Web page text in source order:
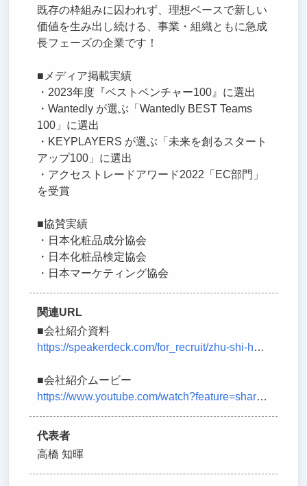
既存の枠組みに囚われず、理想ベースで新しい
価値を生み出し続ける、事業・組織ともに急成
長フェーズの企業です！
■メディア掲載実績
・2023年度『ベストベンチャー100』に選出
・Wantedly が選ぶ「Wantedly BEST Teams
100」に選出
・KEYPLAYERS が選ぶ「未来を創るスタート
アップ100」に選出
・アクセストレードアワード2022「EC部門」
を受賞
■協賛実績
・日本化粧品成分協会
・日本化粧品検定協会
・日本マーケティング協会
関連URL
■会社紹介資料
https://speakerdeck.com/for_recruit/zhu-shi-hui-she-for-intanxiang-kehui-she-shao-jie-zi-liao
■会社紹介ムービー
https://www.youtube.com/watch?feature=shared&v=uP0B_9ZpCOs
代表者
高橋 知暉